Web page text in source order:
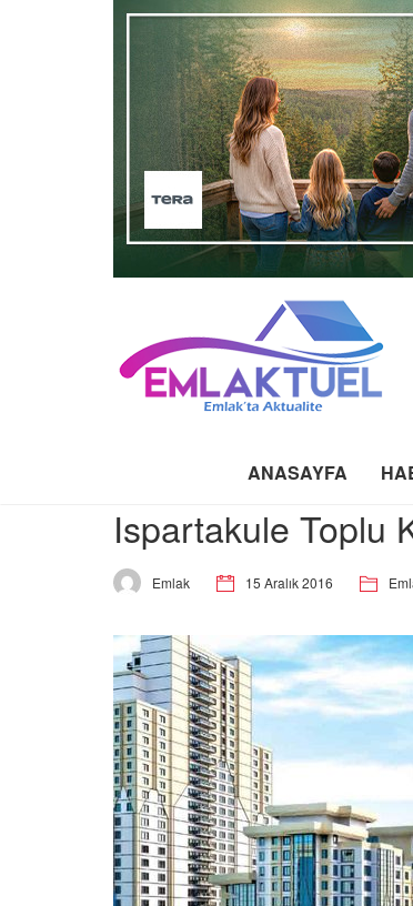
ANASAYFA
Ispartakule Toplu
Emlak 15 Aralık 2016